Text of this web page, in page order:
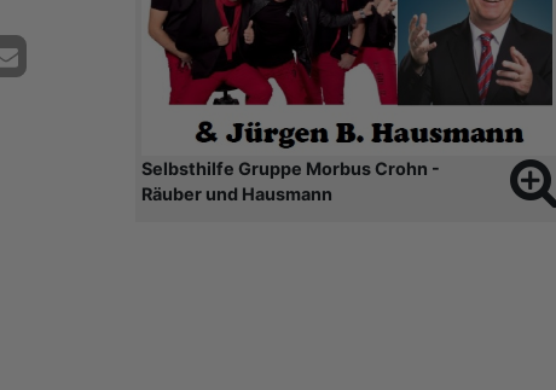
Selbsthilfe Gruppe Morbus Crohn -
Räuber und Hausmann